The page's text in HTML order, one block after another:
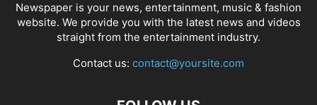
Newspaper is your news, entertainment, music & fashion
website. We provide you with the latest news and videos
straight from the entertainment industry.
Contact us: contact@yoursite.com